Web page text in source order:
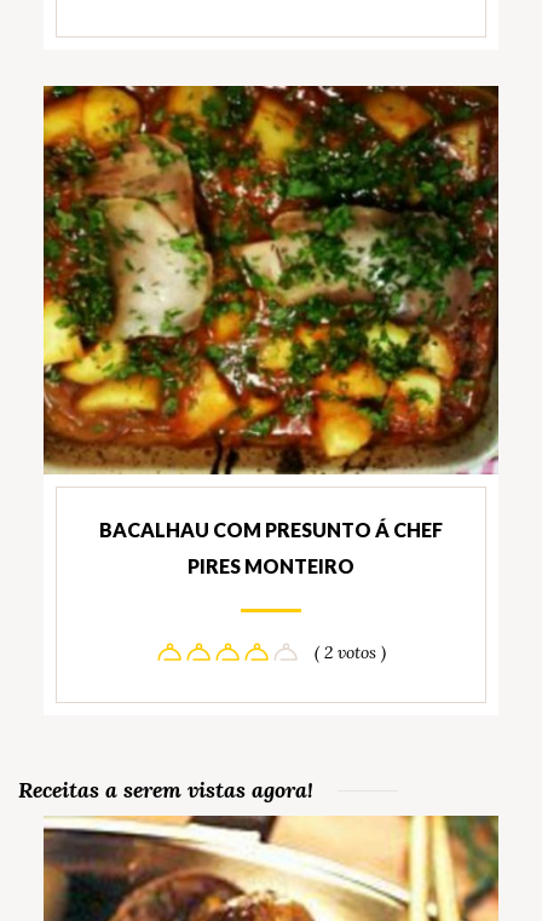
BACALHAU COM PRESUNTO Á CHEF
PIRES MONTEIRO
( 2 votos )
Receitas a serem vistas agora!